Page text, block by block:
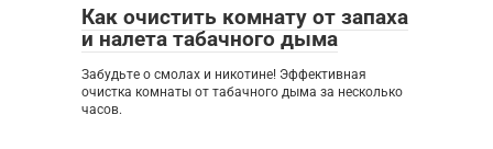
Как очистить комнату от запаха
и налета табачного дыма
Забудьте о смолах и никотине! Эффективная
очистка комнаты от табачного дыма за несколько
часов.